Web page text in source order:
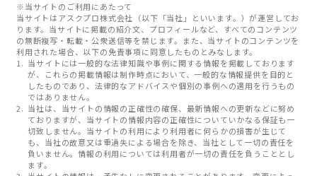
※当サイトのご利用にあたって
当サイトはアスクプロ株式会社（以下「当社」といいます。）が運営してお
ります。当サイトに掲載の紹介文、プロフィールなど、すべてのコンテンツ
の無断複写・転載・公衆送信等を禁じます。また、当サイトのコンテンツを
利用された場合、以下の免責事項に同意したものとみなします。
当サイトには一般的な法律知識や事例に関する情報を掲載しております
が、これらの掲載情報は制作時点において、一般的な情報提供を目的と
したものであり、法律的なアドバイスや個別の事例への適用を行うもの
ではありません。
当社は、当サイトの情報の正確性の確保、最新情報への更新などに努め
ておりますが、当サイトの情報内容の正確性についていかなる保証も一
切致しません。当サイトの利用により利用者に何らかの損害が生じて
も、当社の故意又は重過失による場合を除き、当社として一切の責任を
負いません。情報の利用については利用者が一切の責任を負うこととし
ます。